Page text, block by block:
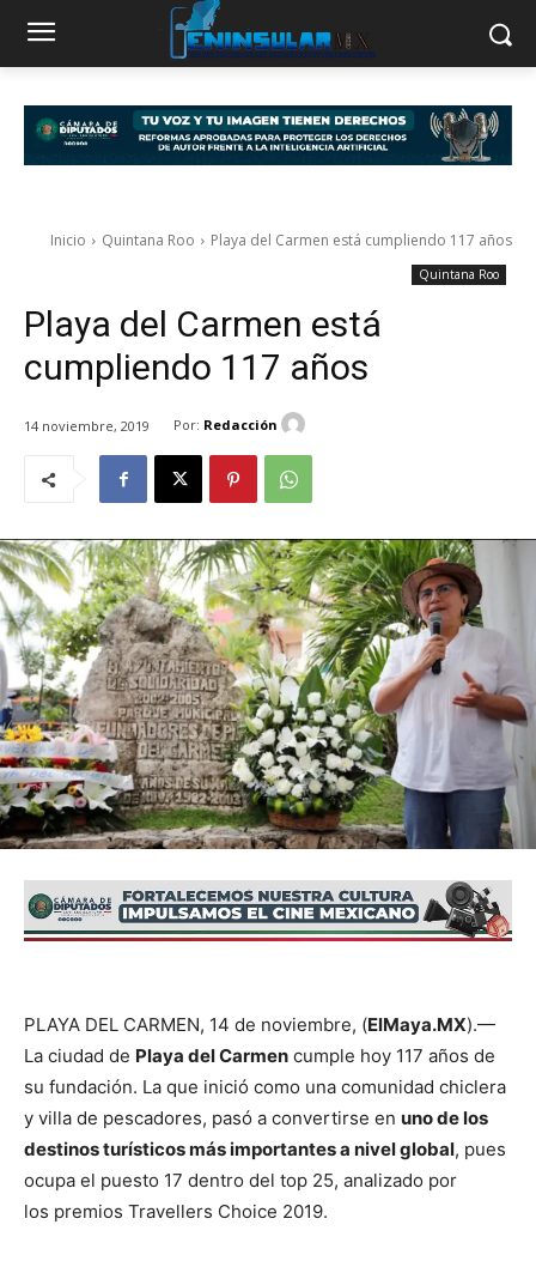
Inicio Quintana Roo Playa del Carmen está cumpliendo 117 años
Quintana Roo
Playa del Carmen está
cumpliendo 117 años
14 noviembre, 2019 Por: Redacción
PLAYA DEL CARMEN, 14 de noviembre, (ElMaya.MX).—
La ciudad de Playa del Carmen cumple hoy 117 años de
su fundación. La que inició como una comunidad chiclera
y villa de pescadores, pasó a convertirse en uno de los
destinos turísticos más importantes a nivel global, pues
ocupa el puesto 17 dentro del top 25, analizado por
los premios Travellers Choice 2019.